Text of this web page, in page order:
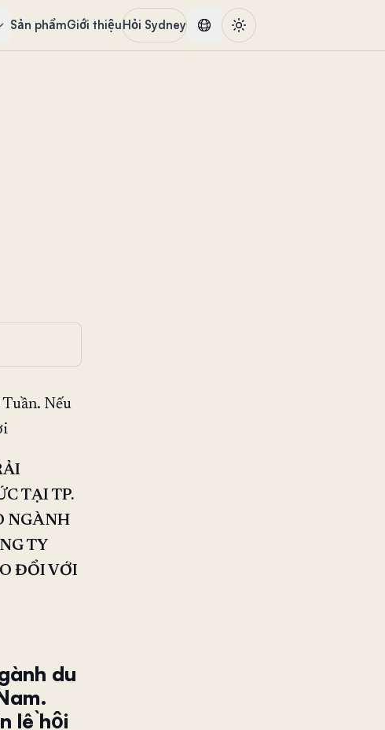
Sản phẩmGiới thiệuHỏi Sydney
Nếu
TẠI TP.
NGÀNH
TY
ĐỔI VỚI
du
lề hội